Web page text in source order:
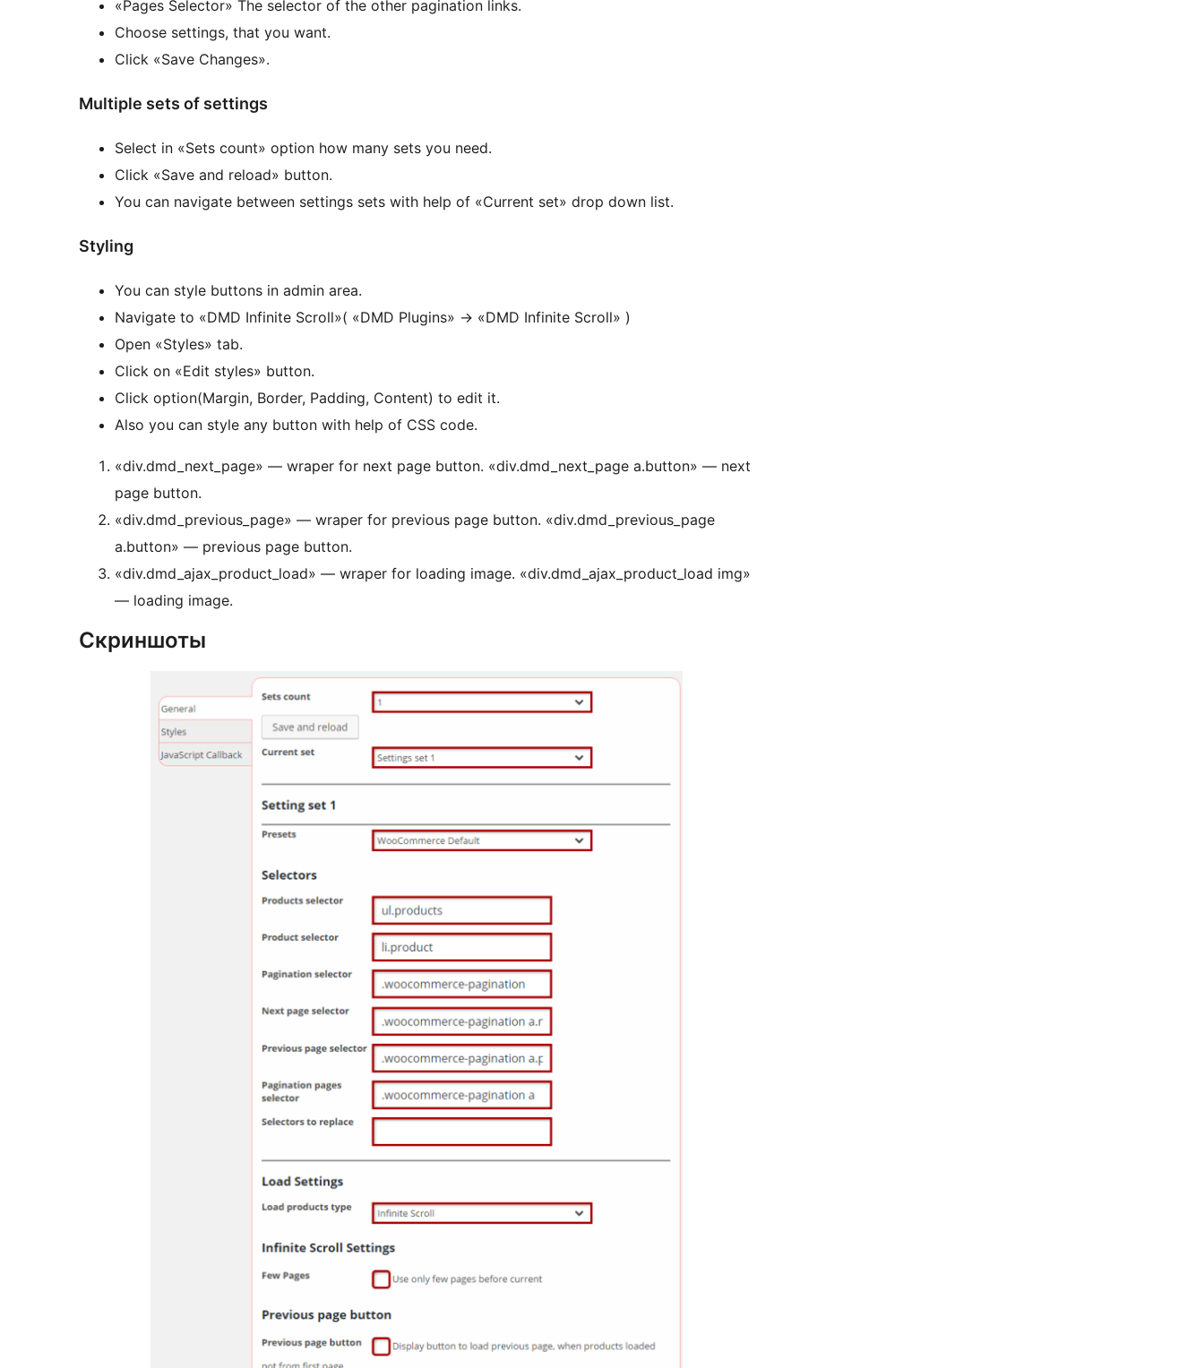
«Pages Selector» The selector of the other pagination links.
Choose settings, that you want.
Click «Save Changes».
Multiple sets of settings
Select in «Sets count» option how many sets you need.
Click «Save and reload» button.
You can navigate between settings sets with help of «Current set» drop down list.
Styling
You can style buttons in admin area.
Navigate to «DMD Infinite Scroll»( «DMD Plugins» -> «DMD Infinite Scroll» )
Open «Styles» tab.
Click on «Edit styles» button.
Click option(Margin, Border, Padding, Content) to edit it.
Also you can style any button with help of CSS code.
«div.dmd_next_page» — wraper for next page button. «div.dmd_next_page a.button» — next
page button.
«div.dmd_previous_page» — wraper for previous page button. «div.dmd_previous_page
a.button» — previous page button.
«div.dmd_ajax_product_load» — wraper for loading image. «div.dmd_ajax_product_load img»
— loading image.
Скриншоты